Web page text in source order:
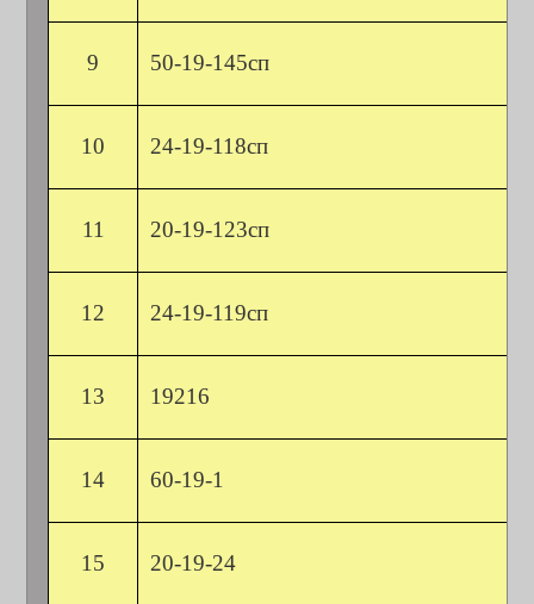
9 50-19-145сп
10 24-19-118сп
11 20-19-123сп
12 24-19-119сп
13 19216
14 60-19-1
15 20-19-24